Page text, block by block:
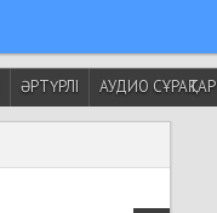
ӘРТҮРЛІ АУДИО СҰРАҚТАР